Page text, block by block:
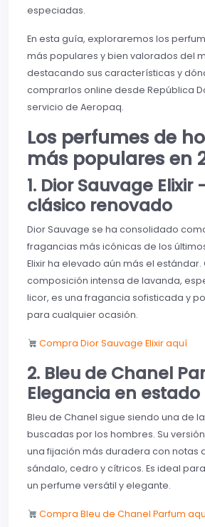
especiadas.
En esta guía, exploraremos los
más populares y bien valorados del
destacando sus características y
comprarlos online desde República
servicio de Aeropaq.
Los perfumes de
más populares en
1. Dior Sauvage Elixir
clásico renovado
Dior Sauvage se ha consolidado
fragancias más icónicas de los
Elixir ha elevado aún más el estándar.
composición intensa de lavanda,
licor, es una fragancia sofisticada y
para cualquier ocasión.
Compra Dior Sauvage Elixir aquí
2. Bleu de Chanel
Elegancia en
Bleu de Chanel sigue siendo una de
buscadas por los hombres. Su
una fijación más duradera con notas
sándalo, cedro y cítricos. Es ideal
un perfume versátil y elegante.
Compra Bleu de Chanel Parfum